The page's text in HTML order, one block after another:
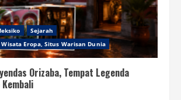
Sejarah
Eropa, Situs Warisan Dunia
Orizaba, Tempat Legenda